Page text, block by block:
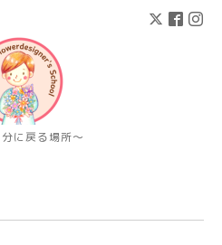
に戻る場所〜